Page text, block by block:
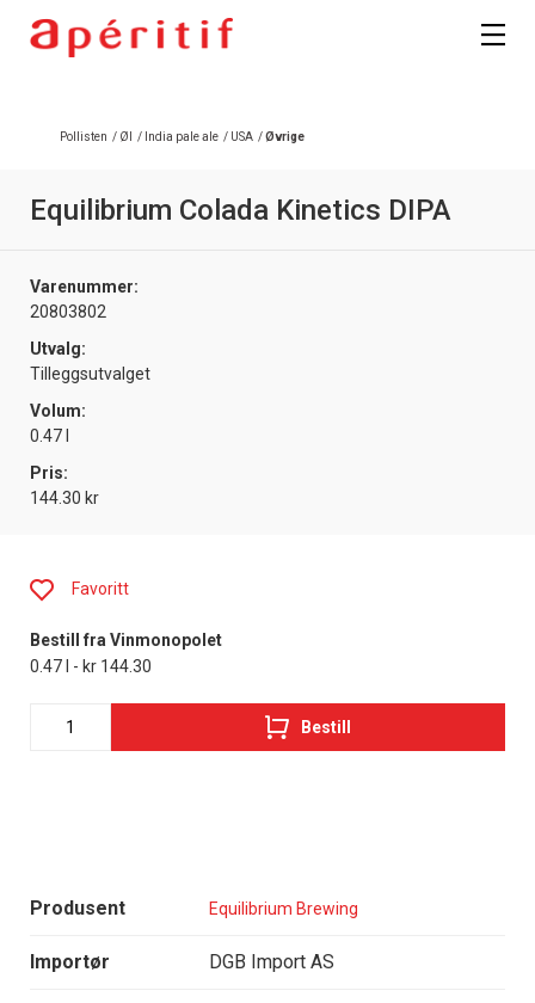
Pollisten / Øl / India pale ale / USA /Øvrige
Equilibrium Colada Kinetics DIPA
Varenummer:
20803802
Utvalg:
Tilleggsutvalget
Volum:
0.47 l
Pris:
144.30 kr
Produsent Equilibrium Brewing
Importør DGB Import AS
Favoritt
Bestill fra Vinmonopolet
0.47 l - kr 144.30
Bestill